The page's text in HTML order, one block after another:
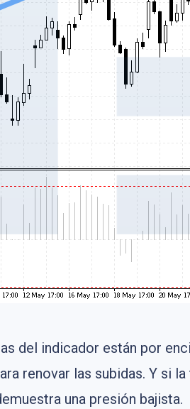
del indicador están por
renovar las subidas. Y si
una presión bajista.